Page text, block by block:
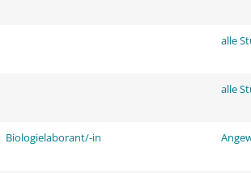
alle
alle
Biologielaborant/-in